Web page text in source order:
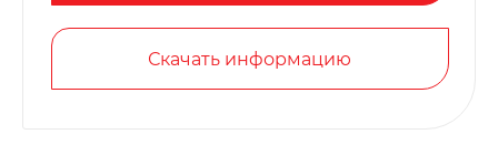
Скачать информацию